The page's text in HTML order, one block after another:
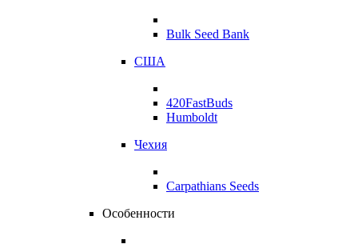
Bulk Seed Bank
США
420FastBuds
Humboldt
Чехия
Carpathians Seeds
Особенности